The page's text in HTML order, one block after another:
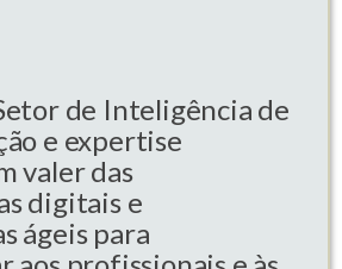
de Inteligência de
e expertise
valer das
digitais e
ágeis para